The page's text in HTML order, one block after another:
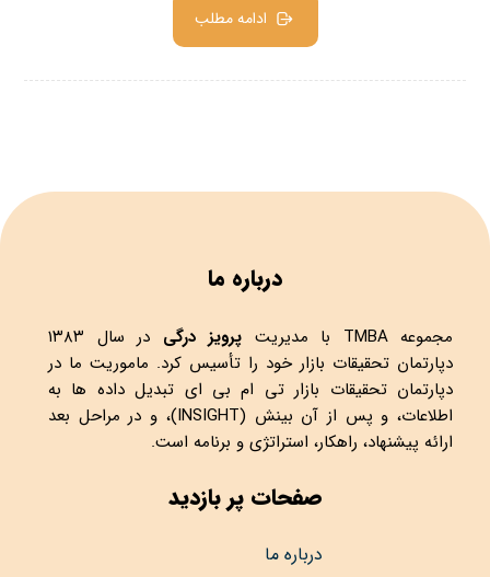
ادامه مطلب
درباره ما
مجموعهTMBA با مدیریت پرویز درگی
در سال ۱۳۸۳
دپارتمان تحقیقات بازار خود را تأسیس کرد. ماموریت ما در
دپارتمان تحقیقات بازار تی ام بی ای تبدیل داده ها به
اطلاعات، و پس از آن بینش (INSIGHT)، و در مراحل بعد
ارائه پیشنهاد، راهکار، استراتژی و برنامه است.
صفحات پر بازدید
درباره ما